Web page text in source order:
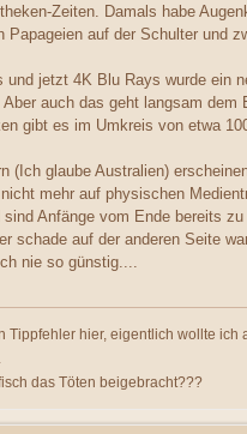
Zeiten. Damals habe
Papageien auf der Schulter und
und jetzt 4K Blu Rays wurde ein
auch das geht langsam dem
gibt es im Umkreis von etwa
(Ich glaube Australien)
mehr auf physischen
Anfänge vom Ende bereits zu
schade auf der anderen Seite
nie so günstig....
Tippfehler hier, eigentlich wollte ich
das Töten beigebracht???